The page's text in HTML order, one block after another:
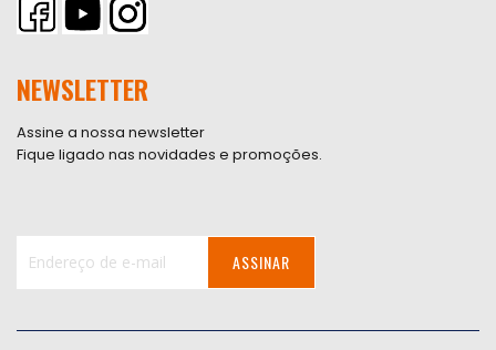
NEWSLETTER
Assine a nossa newsletter
Fique ligado nas novidades e promoções.
ASSINAR